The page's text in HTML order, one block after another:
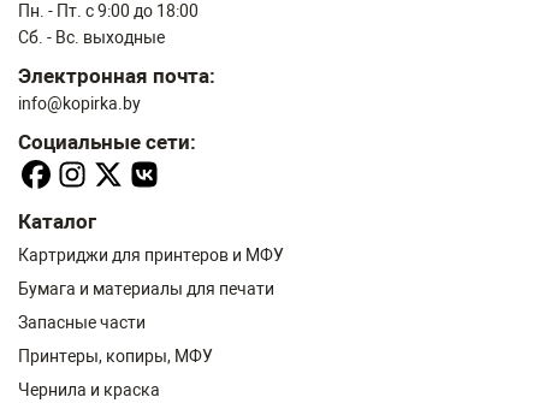
Пн. - Пт. с 9:00 до 18:00
Сб. - Вс. выходные
Электронная почта:
info@kopirka.by
Социальные сети:
Каталог
Картриджи для принтеров и МФУ
Бумага и материалы для печати
Запасные части
Принтеры, копиры, МФУ
Чернила и краска